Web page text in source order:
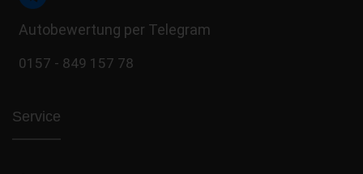
Autobewertung per Telegram
0157 - 849 157 78
Service